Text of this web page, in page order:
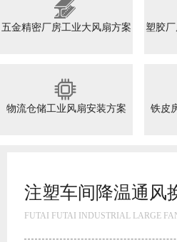
五金精密厂房工业大风扇方案 塑胶
物流仓储工业风扇安装方案 铁皮
注塑车间降温通风
FUTAI FUTAI INDUSTRIAL LARGE